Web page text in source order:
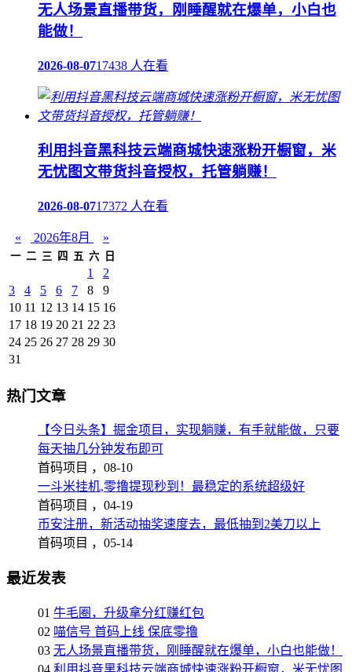
无人场景直播带货，刚睡醒就在爆单，小白也
能做！
2026-08-0717438 人在看
利用抖音黑科技云端商城快速涨粉开橱窗，米
无忧图文带货抖音授权，托管躺赚！
2026-08-0717372 人在看
« 2026年8月 »
一 二 三 四 五 六 日
1
2
3
4 5 6 7 8
9
10 11 12 13 14 15 16
17 18 19 20 21 22 23
24 25 26 27 28 29 30
31
热门文章
【今日头条】掘金项目，实现躺赚，有手就能做，只要
每天抽几分钟发布即可
首码项目 ， 08-10
一斗米挂机,零撸提现秒到！最稳定的系统超级好
首码项目 ， 04-19
币安注册，新活动抽奖速度去，最低抽到2美刀以上
首码项目 ， 05-14
最近发表
01 牛毛圈，升级拿分红赚红包
02 喵信号 首码上线 保底零撸
03 无人场景直播带货，刚睡醒就在爆单，小白也能做！
04 利用抖音黑科技云端商城快速涨粉开橱窗，米无忧图